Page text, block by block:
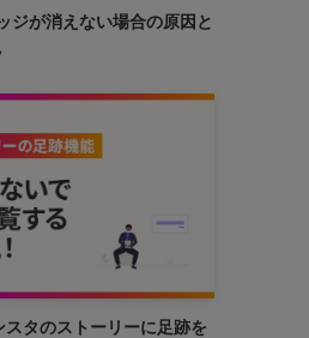
ジが消えない場合の原因と
スタのストーリーに足跡を